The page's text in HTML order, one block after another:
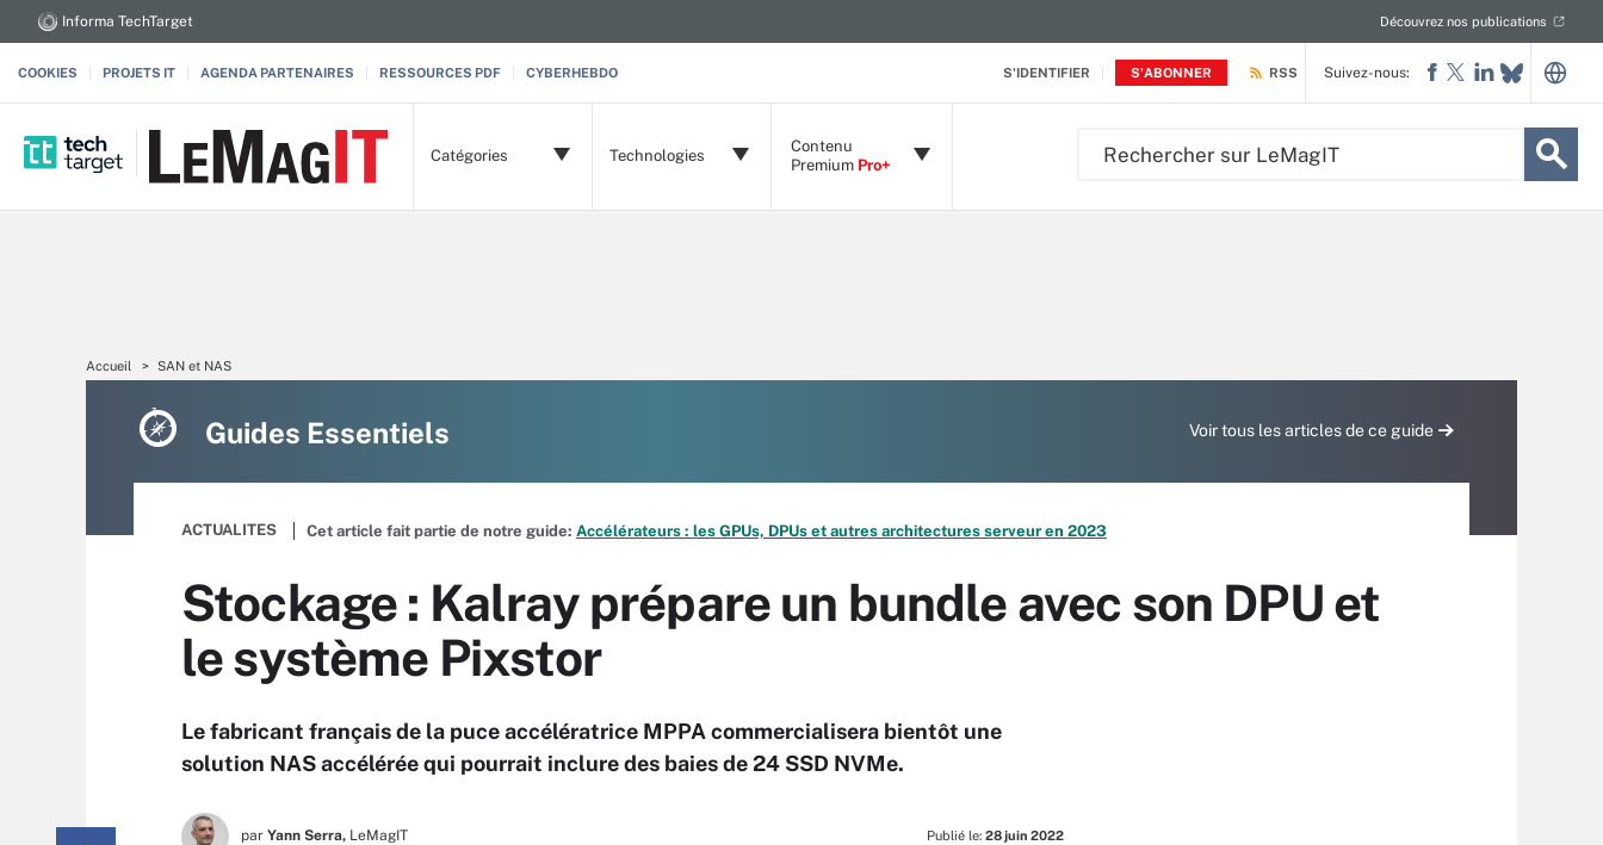
S'IDENTIFIER S'ABONNER
Informa TechTarget Découvrez nos publications
COOKIES PROJETS IT AGENDA PARTENAIRES RESSOURCES PDF CYBERHEBDO RSS
Catégories Technologies
Contenu
Premium Pro+
Suivez-nous:
Accueil SAN et NAS
Guides Essentiels Voir tous les articles de ce guide
ACTUALITES Cet article fait partie de notre guide: Accélérateurs : les GPUs, DPUs et autres architectures serveur en 2023
Stockage : Kalray prépare un bundle avec son DPU et
le système Pixstor
Le fabricant français de la puce accélératrice MPPA commercialisera bientôt une
solution NAS accélérée qui pourrait inclure des baies de 24 SSD NVMe.
par Yann Serra, LeMagIT Publié le: 28 juin 2022